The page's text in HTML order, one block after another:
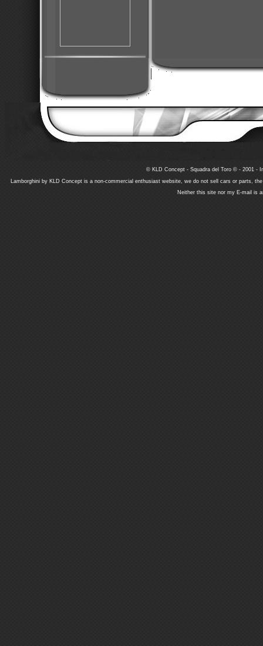
© KLD Concept - Squadra del Toro © - 2001 -
Lamborghini by KLD Concept is a non-commercial enthusiast website, we do not sell cars or parts,
Neither this site nor my E-mail is